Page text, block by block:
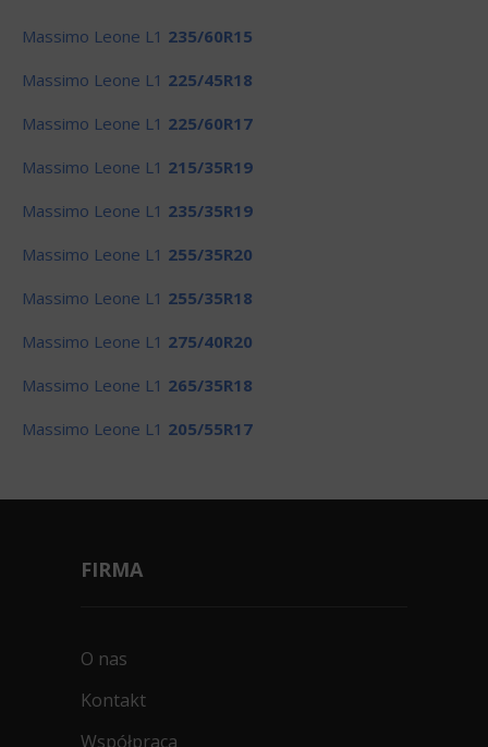
Massimo Leone L1 235/60R15
Massimo Leone L1 225/45R18
Massimo Leone L1 225/60R17
Massimo Leone L1 215/35R19
Massimo Leone L1 235/35R19
Massimo Leone L1 255/35R20
Massimo Leone L1 255/35R18
Massimo Leone L1 275/40R20
Massimo Leone L1 265/35R18
Massimo Leone L1 205/55R17
FIRMA
O nas
Kontakt
Współpraca